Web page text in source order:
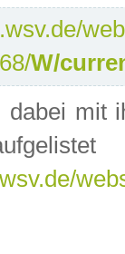
W/
dabei mit